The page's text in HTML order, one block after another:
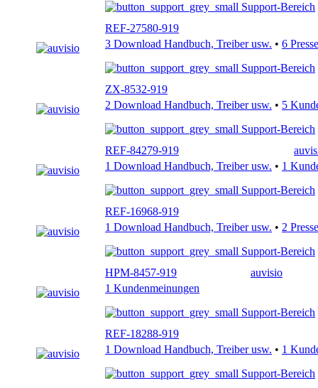
Support-Bereich
REF-27580-919
3 Download Handbuch, Treiber usw. • 6
Support-Bereich
ZX-8532-919
2 Download Handbuch, Treiber usw. • 5
Support-Bereich
REF-84279-919
1 Download Handbuch, Treiber usw. • 1
Support-Bereich
REF-16968-919
1 Download Handbuch, Treiber usw. • 2
Support-Bereich
HPM-8457-919
auvisio
1 Kundenmeinungen
Support-Bereich
REF-18288-919
1 Download Handbuch, Treiber usw. • 1
Support-Bereich